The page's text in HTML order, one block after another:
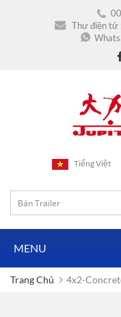
Thư điện tử
Tiếng Việt
MENU
Trang Chủ 4x2-